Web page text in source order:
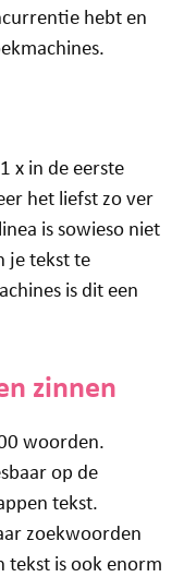
hebt en
x in de eerste
het liefst zo ver
is sowieso niet
je tekst te
is dit een
zinnen
woorden.
op de
tekst.
zoekwoorden
tekst is ook enorm